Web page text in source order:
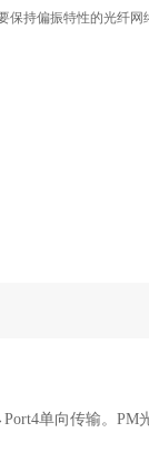
保持偏振特性的光纤网
单向传输。PM